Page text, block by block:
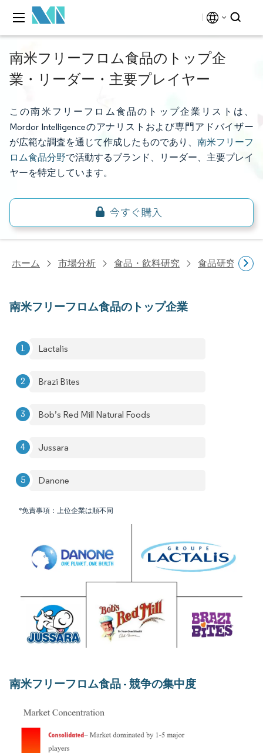
南米フリーフロム食品のトップ企
業・リーダー・主要プレイヤー
この南米フリーフロム食品のトップ企業リストは、
Mordor Intelligenceのアナリストおよび専門アドバイザー
が広範な調査を通じて作成したものであり、 南米フリーフ
ロム食品分野で活動するブランド、リーダー、主要プレイ
ヤーを特定しています。
ホーム 市場分析 食品・飲料研究 食品研究
南米フリーフロム食品のトップ企業
Lactalis
Brazi Bites
Bob’s Red Mill Natural Foods
Jussara
Danone
*免責事項：上位企業は順不同
南米フリーフロム食品 - 競争の集中度